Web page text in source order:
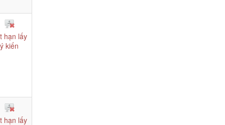
hạn lấy
ý kiến
hạn lấy